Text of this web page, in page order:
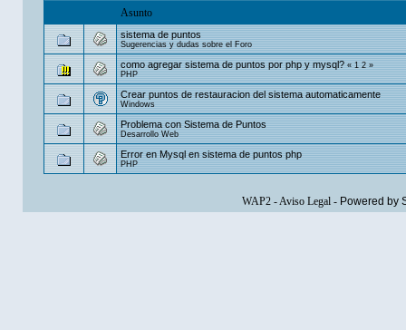
Asunto
sistema de puntos
Sugerencias y dudas sobre el Foro
como agregar sistema de puntos por php y mysql? «1 2»
PHP
Crear puntos de restauracion del sistema automaticamente
Windows
Problema con Sistema de Puntos
Desarrollo Web
Error en Mysql en sistema de puntos php
PHP
WAP2-Aviso Legal- Powered by